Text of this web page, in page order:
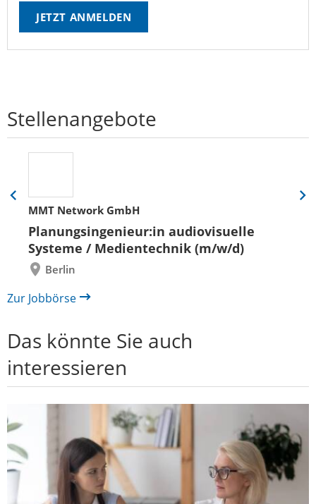
JETZT ANMELDEN
Stellenangebote
MMT Network GmbH
Planungsingenieur:in audiovisuelle
Systeme / Medientechnik (m/w/d)
Berlin
Eine
Folie
zurück
Eine
Zur Jobbörse
Das könnte Sie auch
interessieren